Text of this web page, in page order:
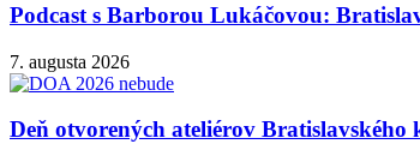
Podcast s Barborou Lukáčovou:
7. augusta 2026
Deň otvorených ateliérov